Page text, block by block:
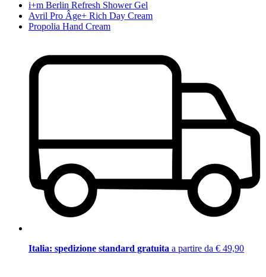
i+m Berlin Refresh Shower Gel
Avril Pro Âge+ Rich Day Cream
Propolia Hand Cream
Italia: spedizione standard gratuita a partire da € 49,90